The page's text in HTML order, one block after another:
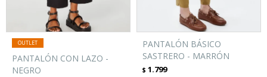
PANTALÓN CON LAZO -
NEGRO
PANTALÓN BÁSICO
SASTRERO - MARRÓN
$ 1.799